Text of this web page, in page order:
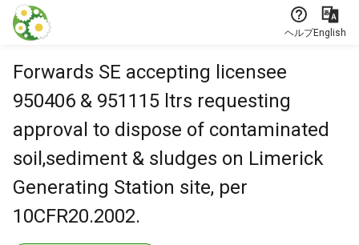
本文に飛ぶ
ヘルプEnglish
Forwards SE accepting licensee
950406 & 951115 ltrs requesting
approval to dispose of contaminated
soil,sediment & sludges on Limerick
Generating Station site, per
10CFR20.2002.